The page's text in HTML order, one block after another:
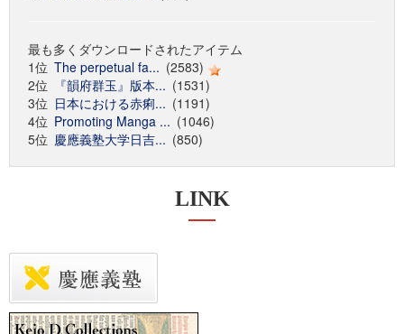
最も多くダウンロードされたアイテム
1位 The perpetual fa... (2583)
2位
『韻府群玉』版本... (1531)
3位 日本における赤痢... (1191)
4位 Promoting Manga ... (1046)
5位 慶應義塾大学日吉... (850)
LINK